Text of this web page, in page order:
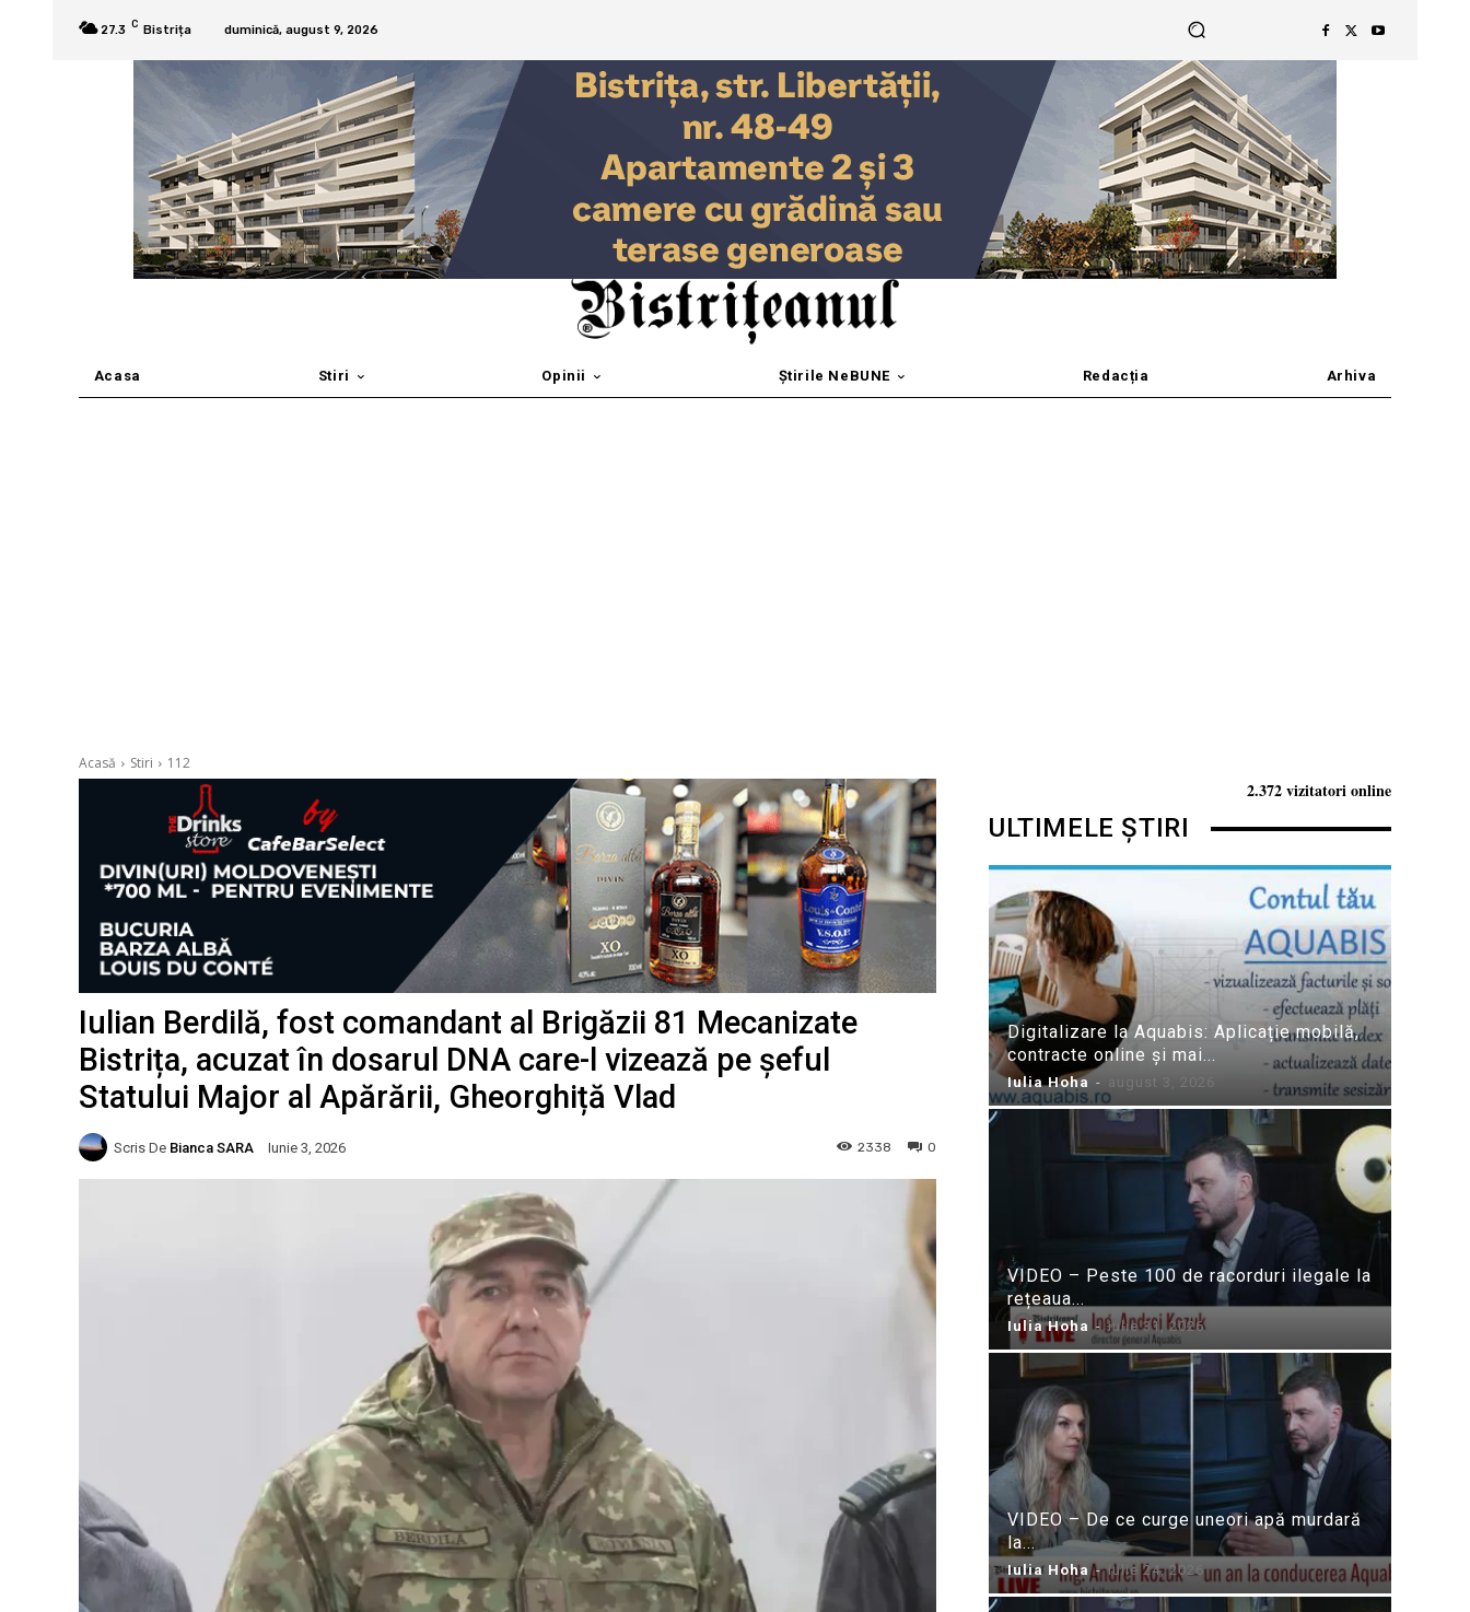
27.3 C Bistrița duminică, august 9, 2026
Acasa Stiri Opinii Știrile NeBUNE Redacția Arhiva
Acasă Stiri 112
Iulian Berdilă, fost comandant al Brigăzii 81 Mecanizate
Bistrița, acuzat în dosarul DNA care-l vizează pe șeful
Statului Major al Apărării, Gheorghiță Vlad
Scris De Bianca SARA Iunie 3, 2026 0
2338
2.372 vizitatori online
ULTIMELE ȘTIRI
Digitalizare la Aquabis: Aplicație mobilă,
contracte online și mai...
Iulia Hoha - august 3, 2026
VIDEO – Peste 100 de racorduri ilegale la
rețeaua...
Iulia Hoha - iulie 31, 2026
VIDEO – De ce curge uneori apă murdară
la...
Iulia Hoha - iulie 24, 2026